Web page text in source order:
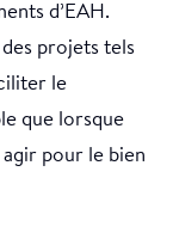
d’EAH.
projets tels
le
que lorsque
agir pour le bien